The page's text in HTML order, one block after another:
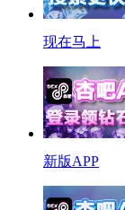
现在马上
新版APP